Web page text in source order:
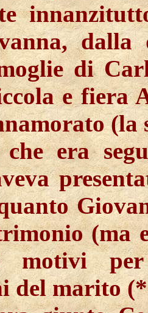
dalla
di
e fiera
(la
che era
(ma
motivi per
del marito